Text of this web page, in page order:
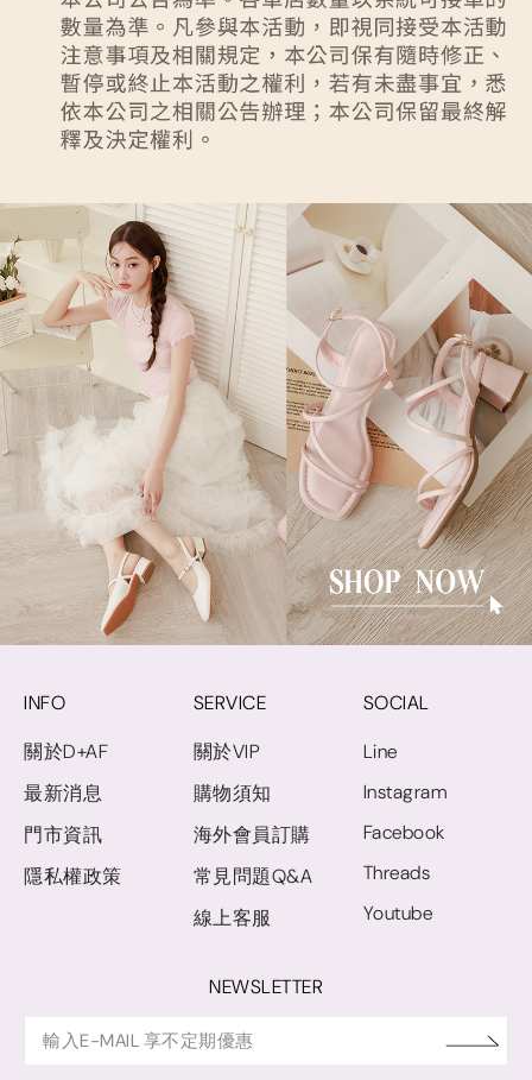
INFO
關於D+AF
最新消息
門市資訊
隱私權政策
SERVICE
關於VIP
購物須知
海外會員訂購
常見問題Q&A
線上客服
SOCIAL
Line
Instagram
Facebook
Threads
Youtube
NEWSLETTER